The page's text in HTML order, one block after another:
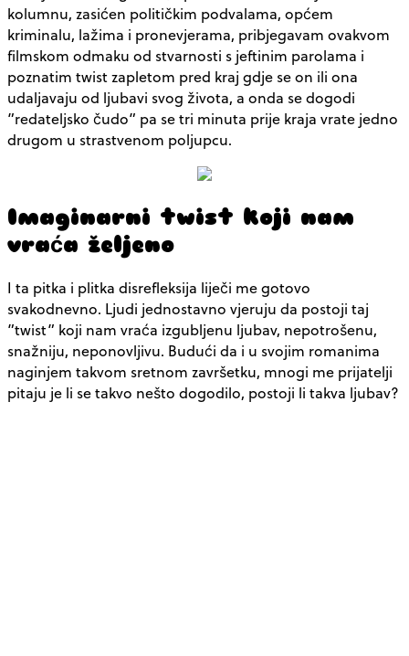
kolumnu, zasićen političkim podvalama, općem
kriminalu, lažima i pronevjerama, pribjegavam ovakvom
filmskom odmaku od stvarnosti s jeftinim parolama i
poznatim twist zapletom pred kraj gdje se on ili ona
udaljavaju od ljubavi svog života, a onda se dogodi
”redateljsko čudo” pa se tri minuta prije kraja vrate jedno
drugom u strastvenom poljupcu.
Imaginarni twist koji nam
vraća željeno
I ta pitka i plitka disrefleksija liječi me gotovo
svakodnevno. Ljudi jednostavno vjeruju da postoji taj
”twist” koji nam vraća izgubljenu ljubav, nepotrošenu,
snažniju, neponovljivu. Budući da i u svojim romanima
naginjem takvom sretnom završetku, mnogi me prijatelji
pitaju je li se takvo nešto dogodilo, postoji li takva ljubav?